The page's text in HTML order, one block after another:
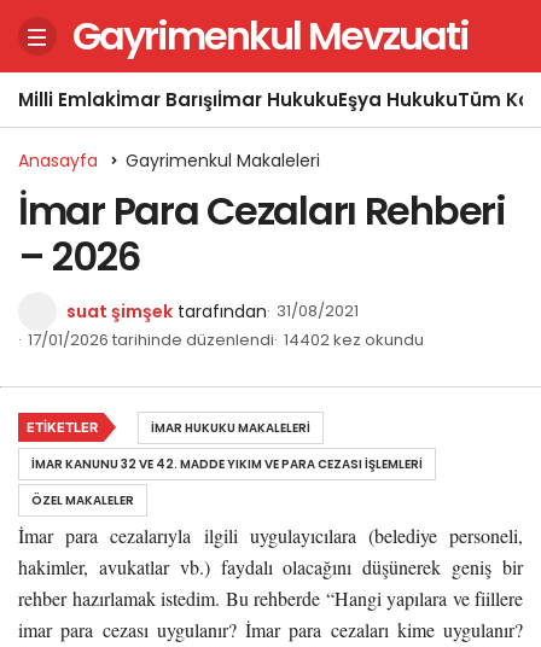
Gayrimenkul Mevzuati
Milli Emlakİmar Barışıİmar HukukuEşya HukukuTüm
Anasayfa Gayrimenkul Makaleleri
İmar Para Cezaları Rehberi
– 2026
suat şimşek tarafından 31/08/2021
17/01/2026 tarihinde düzenlendi 14402 kez okundu
İmar para cezalarıyla ilgili uygulayıcılara (belediye personeli,
hakimler, avukatlar vb.) faydalı olacağını düşünerek geniş bir
rehber hazırlamak istedim. Bu rehberde “Hangi yapılara ve fiillere
imar para cezası uygulanır? İmar para cezaları kime uygulanır?
ETIKETLER
İMAR HUKUKU MAKALELERI
İMAR KANUNU 32 VE 42. MADDE YIKIM VE PARA CEZASI İŞLEMLERI
ÖZEL MAKALELER